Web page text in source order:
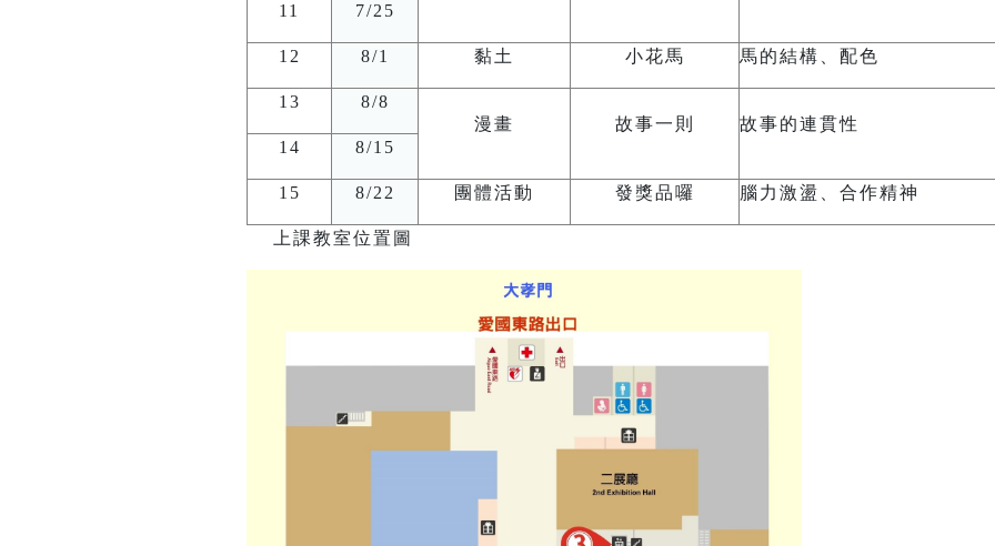
11 7/25
12 8/1 黏土 小花馬 馬的結構、配色
13
8/8
漫畫
故事一則
故事的連貫性
14
8/15
15 8/22 團體活動 發獎品囉 腦力激盪、合作精神
上課教室位置圖